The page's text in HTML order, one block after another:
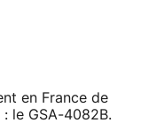
en France de
le GSA-4082B.